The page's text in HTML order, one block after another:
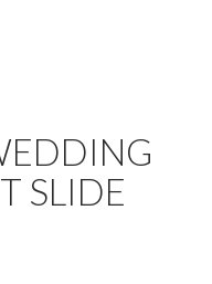
SLIDE